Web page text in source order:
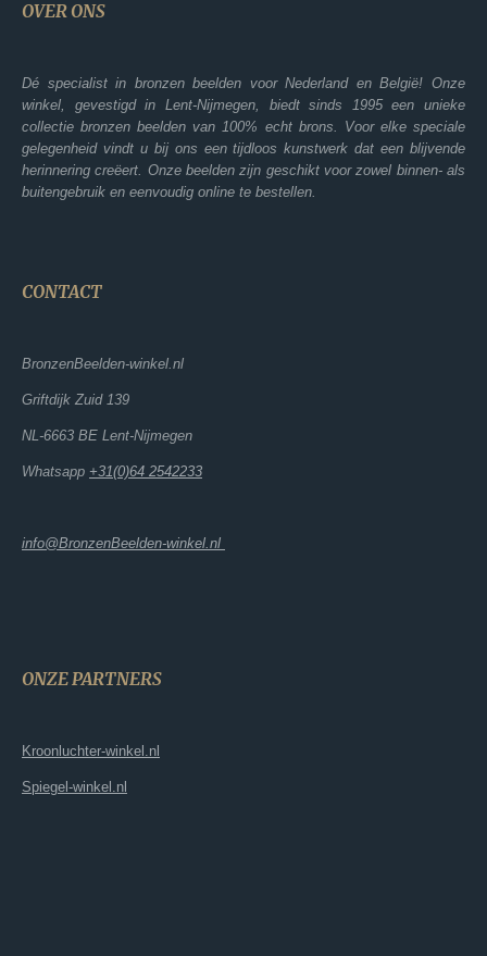
OVER ONS
Dé specialist in bronzen beelden voor Nederland en België! Onze
winkel, gevestigd in Lent-Nijmegen, biedt sinds 1995 een unieke
collectie bronzen beelden van 100% echt brons. Voor elke speciale
gelegenheid vindt u bij ons een tijdloos kunstwerk dat een blijvende
herinnering creëert. Onze beelden zijn geschikt voor zowel binnen- als
buitengebruik en eenvoudig online te bestellen.
CONTACT
BronzenBeelden-winkel.nl
Griftdijk Zuid 139
NL-6663 BE Lent-Nijmegen
Whatsapp +31(0)64 2542233
info@BronzenBeelden-winkel.nl
ONZE PARTNERS
Kroonluchter-winkel.nl
Spiegel-winkel.nl